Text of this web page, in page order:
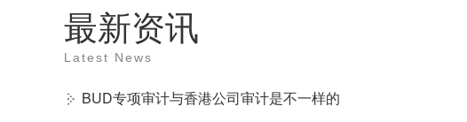
最新资讯
Latest News
BUD专项审计与香港公司审计是不一样的